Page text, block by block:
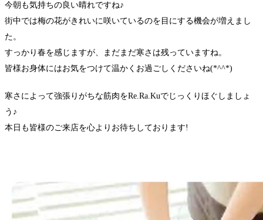
今朝も気持ちの良い晴れですね♪
街中では梅の花がきれいに咲いているのを目にする機会が増えまし
た。
すっかり春を感じますが、まだまだ寒さは残っていますね。
皆様お身体にはお気をつけて温かくお過ごしくださいね(*^^*)
寒さによって強張りがちな筋肉をRe.Ra.Kuでじっくりほぐしましょ
う♪
本日も皆様のご来店を心よりお待ちしております!